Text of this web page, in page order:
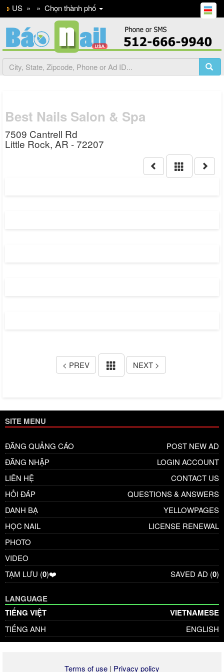
US » » Chọn thành phố
Best Nails Salon & Spa
7509 Cantrell Rd
Little Rock, AR - 72207
< PREV NEXT >
SITE MENU
ĐĂNG QUẢNG CÁO
POST NEW AD
ĐĂNG NHẬP
LOGIN ACCOUNT
LIÊN HỆ
CONTACT US
HỎI ĐÁP
QUESTIONS & ANSWERS
DANH BẠ
YELLOWPAGES
HỌC NAIL
LICENSE RENEWAL
PHOTO
VIDEO
TẠM LƯU (0)❤️ SAVED AD (0)
LANGUAGE
TIẾNG VIỆT
VIETNAMESE
TIẾNG ANH ENGLISH
Terms of use | Privacy policy